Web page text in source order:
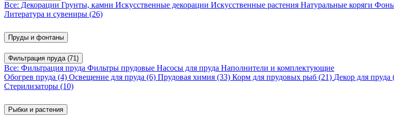
Все: Декорации Грунты, камни Искусственные декорации Искусственные растения Натуральные коряги
Литература и сувениры (26)
Пруды и фонтаны
Фильтрация пруда (71)
Все: Фильтрация пруда Фильтры прудовые Насосы для пруда Наполнители и комплектующие
Обогрев пруда (4) Освещение для пруда (6) Прудовая химия (33) Корм для прудовых рыб (21) Декор для пруда
Стерилизаторы (10)
Рыбки и растения